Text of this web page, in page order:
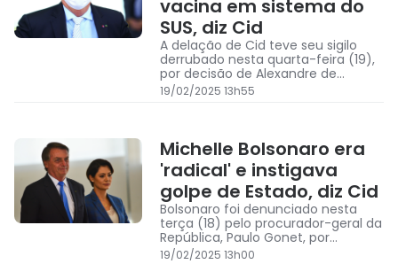
vacina em sistema do
SUS, diz Cid
A delação de Cid teve seu sigilo
derrubado nesta quarta-feira (19),
por decisão de Alexandre de
Moraes
19/02/2025 13h55
Michelle Bolsonaro era
'radical' e instigava
golpe de Estado, diz Cid
Bolsonaro foi denunciado nesta
terça (18) pelo procurador-geral da
República, Paulo Gonet, por
tentativa de golpe de Estado
19/02/2025 13h00